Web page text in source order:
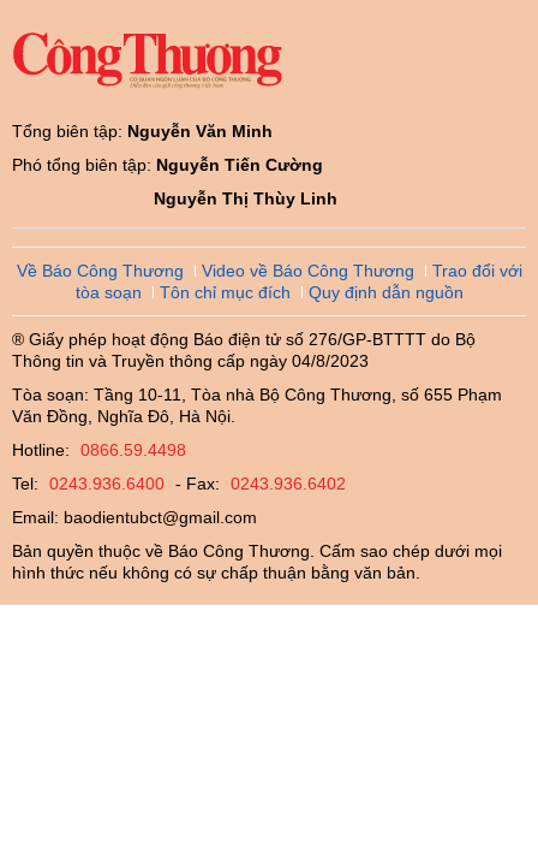
Tổng biên tập: Nguyễn Văn Minh
Phó tổng biên tập: Nguyễn Tiến Cường
Nguyễn Thị Thùy Linh
Về Báo Công Thương Video về Báo Công Thương
Trao đổi với
tòa soạn
Tôn chỉ mục đích Quy định dẫn nguồn
® Giấy phép hoạt động Báo điện tử số 276/GP-BTTTT do Bộ
Thông tin và Truyền thông cấp ngày 04/8/2023
Tòa soạn: Tầng 10-11, Tòa nhà Bộ Công Thương, số 655 Phạm
Văn Đồng, Nghĩa Đô, Hà Nội.
Hotline:
0866.59.4498
Tel:
0243.936.6400 - Fax:
0243.936.6402
Email: baodientubct@gmail.com
Bản quyền thuộc về Báo Công Thương. Cấm sao chép dưới mọi
hình thức nếu không có sự chấp thuận bằng văn bản.